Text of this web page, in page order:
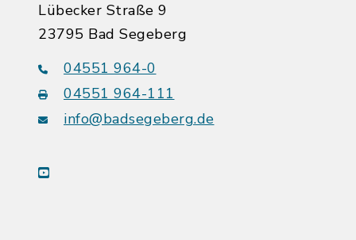
Lübecker Straße 9
23795 Bad Segeberg
04551 964-0
04551 964-111
info@badsegeberg.de
youtube